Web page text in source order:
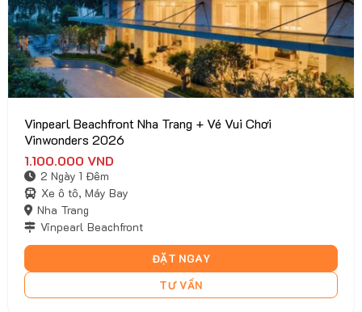
ĐẶT NGAY
TƯ VẤN
Vinpearl Beachfront Nha Trang + Vé Vui Chơi
Vinwonders 2026
1.100.000 VND
2 Ngày 1 Đêm
Xe ô tô, Máy Bay
Nha Trang
Vinpearl Beachfront